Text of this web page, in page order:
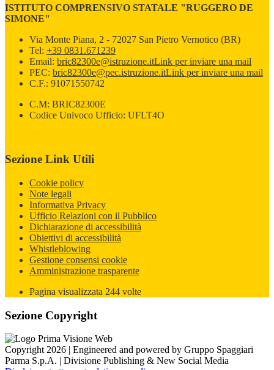
ISTITUTO COMPRENSIVO STATALE "RUGGERO DE
SIMONE"
Via Monte Piana, 2 - 72027 San Pietro Vernotico (BR)
Tel: +39 0831.671239
Email: bric82300e@istruzione.itLink per inviare una mail
PEC: bric82300e@pec.istruzione.itLink per inviare una mail
C.F.: 91071550742
C.M: BRIC82300E
Codice Univoco Ufficio: UFLT4O
Sezione Link Utili
Cookie policy
Note legali
Informativa Privacy
Ufficio Relazioni con il Pubblico
Dichiarazione di accessibilità
Obiettivi di accessibilità
Whistleblowing
Gestione consensi cookie
Amministrazione trasparente
Pagina visualizzata 244 volte
Sezione Copyright
Copyright 2026 | Engineered and powered by Gruppo Spaggiari
Parma S.p.A. | Divisione Publishing & New Social Media